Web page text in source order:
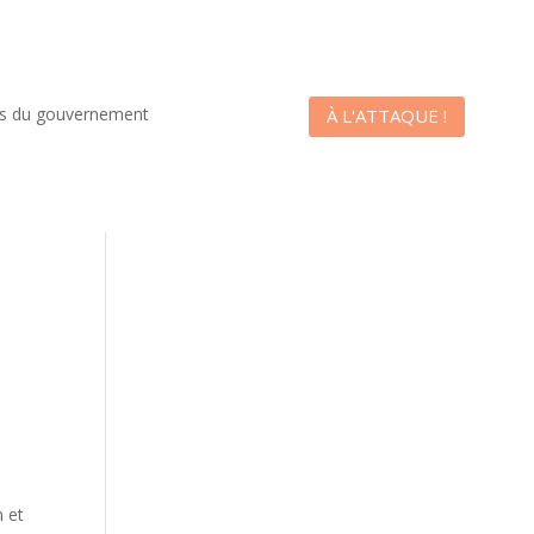
du gouvernement À L'ATTAQUE !
et